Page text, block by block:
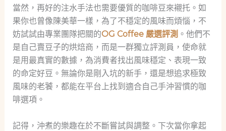
當然，再好的注水手法也需要優質的咖啡豆來襯托。如
果你也曾像陳美華一樣，為了不穩定的風味而煩惱，不
妨試試由專業團隊把關的OG Coffee 嚴選評測 。他們不
是自己賣豆子的烘焙商，而是一群獨立評測員，使命就
是用最真實的數據，為消費者找出風味穩定、表現一致
的命定好豆。無論你是剛入坑的新手，還是想追求極致
風味的老饕，都能在平台上找到適合自己手沖習慣的咖
啡選項。
記得，沖煮的樂趣在於不斷嘗試與調整。下次當你拿起